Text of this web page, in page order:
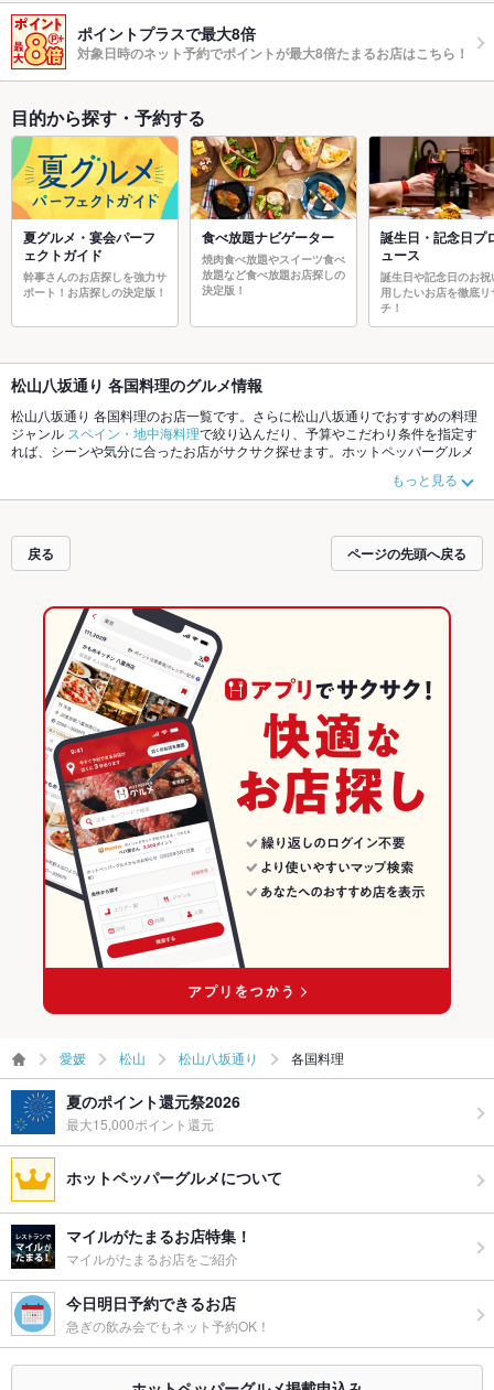
ポイントプラスで最大8倍
対象日時のネット予約でポイントが最大8倍たまるお店はこちら！
目的から探す・予約する
夏グルメ・宴会パーフ
ェクトガイド
幹事さんのお店探しを強力サ
ポート！お店探しの決定版！
食べ放題ナビゲーター
焼肉食べ放題やスイーツ食べ
放題など食べ放題お店探しの
決定版！
誕生日・記念日プ
ュース
誕生日や記念日のお祝
用したいお店を徹底リ
チ！
松山八坂通り 各国料理のグルメ情報
松山八坂通り 各国料理のお店一覧です。さらに松山八坂通りでおすすめの料理
ジャンル スペイン・地中海料理で絞り込んだり、予算やこだわり条件を指定す
れば、シーンや気分に合ったお店がサクサク探せます。ホットペッパーグルメ
ど、お店の最新情報をご紹介しているので安心！24時間使える簡単便利なネッ
ト予約が使えるお店も拡大中です。友達どうしの飲み会にも、会社の宴会に
さい。
もっと見る
戻る ページの先頭へ戻る
愛媛 松山 松山八坂通り 各国料理
夏のポイント還元祭2026
最大15,000ポイント還元
ホットペッパーグルメについて
マイルがたまるお店特集！
マイルがたまるお店をご紹介
今日明日予約できるお店
急ぎの飲み会でもネット予約OK！